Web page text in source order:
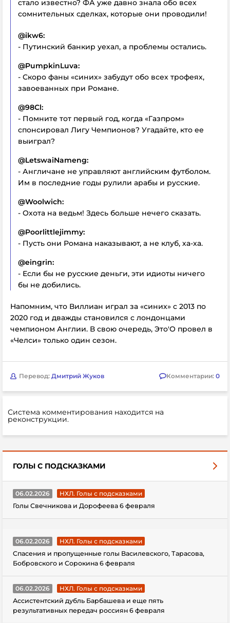
стало известно? ФА уже давно знала обо всех
сомнительных сделках, которые они проводили!
@ikw6:
- Путинский банкир уехал, а проблемы остались.
@PumpkinLuva:
- Скоро фаны «синих» забудут обо всех трофеях,
завоеванных при Романе.
@98Cl:
- Помните тот первый год, когда «Газпром»
спонсировал Лигу Чемпионов? Угадайте, кто ее
выиграл?
@LetswaiNameng:
- Англичане не управляют английским футболом.
Им в последние годы рулили арабы и русские.
@Woolwich:
- Охота на ведьм! Здесь больше нечего сказать.
@Poorlittlejimmy:
- Пусть они Романа наказывают, а не клуб, ха-ха.
@еingrin:
- Если бы не русские деньги, эти идиоты ничего
бы не добились.
Напомним, что Виллиан играл за «синих» с 2013 по
2020 год и дважды становился с лондонцами
чемпионом Англии. В свою очередь, Это'О провел в
«Челси» только один сезон.
Перевод: Дмитрий Жуков Комментарии: 0
Система комментирования находится на
реконструкции.
ГОЛЫ С ПОДСКАЗКАМИ
06.02.2026
НХЛ. Голы с подсказками
Голы Свечникова и Дорофеева 6 февраля
06.02.2026
НХЛ. Голы с подсказками
Спасения и пропущенные голы Василевского, Тарасова,
Бобровского и Сорокина 6 февраля
06.02.2026
НХЛ. Голы с подсказками
Ассистентский дубль Барбашева и еще пять
результативных передач россиян 6 февраля